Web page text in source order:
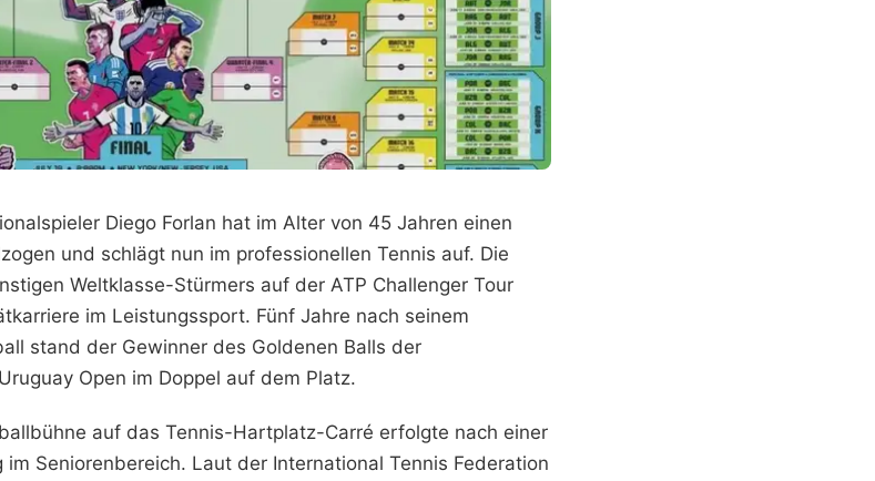
Diego Forlan hat im Alter von 45 Jahren einen
und schlägt nun im professionellen Tennis auf. Die
Weltklasse-Stürmers auf der ATP Challenger Tour
im Leistungssport. Fünf Jahre nach seinem
stand der Gewinner des Goldenen Balls der
Open im Doppel auf dem Platz.
auf das Tennis-Hartplatz-Carré erfolgte nach einer
Seniorenbereich. Laut der International Tennis Federation